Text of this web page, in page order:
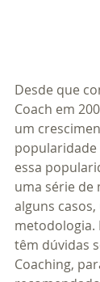
Desde que
Coach em
um
popularidade
essa
uma série de
alguns
metodologia.
têm dúvidas
Coaching,